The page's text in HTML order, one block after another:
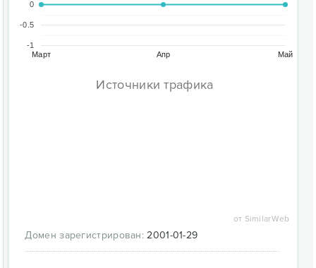
Март Апр Май
-1
-0.5
0
Источники трафика
от SimilarWeb
Домен зарегистрирован: 2001-01-29